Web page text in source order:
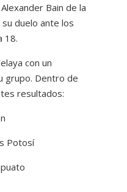
Bain de la
duelo ante los
18.
con un
grupo. Dentro de
resultados:
Potosí